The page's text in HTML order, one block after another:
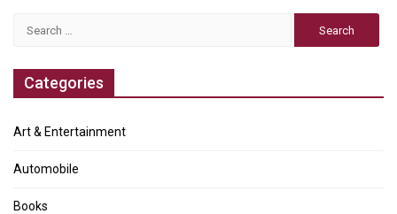
Categories
Art & Entertainment
Automobile
Books